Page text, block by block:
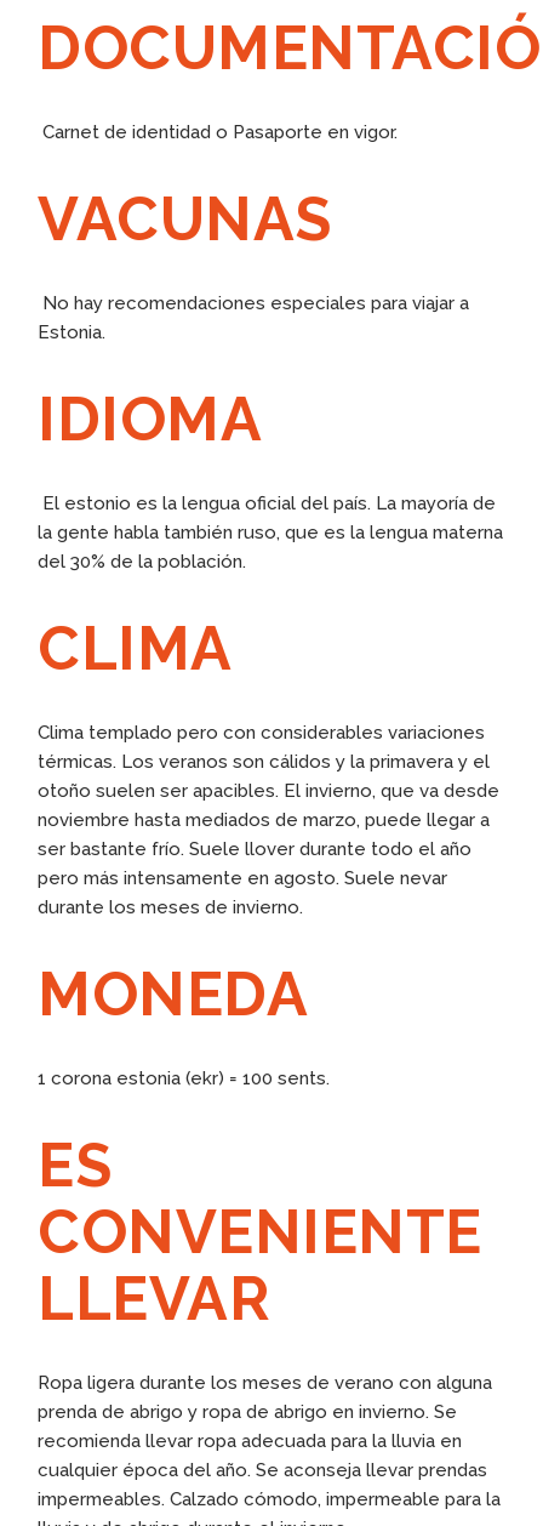
Carnet de identidad o Pasaporte en vigor.
VACUNAS
No hay recomendaciones especiales para viajar a
Estonia.
IDIOMA
El estonio es la lengua oficial del país. La mayoría de
la gente habla también ruso, que es la lengua materna
del 30% de la población.
CLIMA
Clima templado pero con considerables variaciones
térmicas. Los veranos son cálidos y la primavera y el
otoño suelen ser apacibles. El invierno, que va desde
noviembre hasta mediados de marzo, puede llegar a
ser bastante frío. Suele llover durante todo el año
pero más intensamente en agosto. Suele nevar
durante los meses de invierno.
MONEDA
1 corona estonia (ekr) = 100 sents.
ES
CONVENIENTE
LLEVAR
Ropa ligera durante los meses de verano con alguna
prenda de abrigo y ropa de abrigo en invierno. Se
recomienda llevar ropa adecuada para la lluvia en
cualquier época del año. Se aconseja llevar prendas
impermeables. Calzado cómodo, impermeable para la